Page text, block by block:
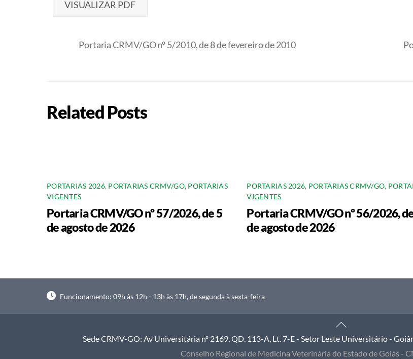
VISUALIZAR PDF
Portaria CRMV/GO nº 5/2010, de 8 de fevereiro de 2010
Related Posts
PORTARIAS 2026, PORTARIAS CRMV/GO, PORTARIAS
VIGENTES
Portaria CRMV/GO nº 57/2026, de 5
de agosto de 2026
PORTARIAS 2026, PORTARIAS CRMV/GO,
VIGENTES
Portaria CRMV/GO nº 56/2026,
de agosto de 2026
Funcionamento: 09h às 12h - 13h às 17h, de segunda à sexta-feira
Back
To
Top
Sede CRMV-GO: Av Universitária nº 2169, QD. 113-A, Lt. 7-E - Setor Leste Universitário -
Conselho Regional de Medicina Veterinária do Estado de Goiás -